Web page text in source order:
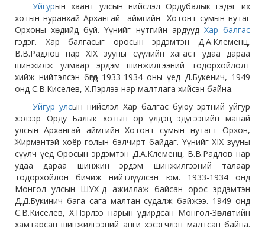
Уйгурын хаант улсын нийслэл Орду­балык гэдэг их
хотын нуранхай Архангай аймгийн Хотонт сумын нутаг
Орхоны хөндийд буй. Үүнийг нутгийн ардууд Хар балгас
гэдэг. Хар балгасыг оросын эрдэмтэн Д.А.Клеменц,
В.В.Радлов нар XIX зууны сүүлийн хагаст удаа дараа
шинжилж улмаар эрдэм шинжилгээний тодор­хойлолт
хийж нийтэлсэн бөгөөд 1933-1934 оны үед Д.Букенич, 1949
онд С.В.Киселев, Х.Пэрлээ нар малтлага хийсэн байна.
Уйгур улсын нийслэл Хар балгас буюу эртний уйгур
хэлээр Орду Балык хотын ор үлдэц эдүгээгийн манай
улсын Архангай аймгийн Хотонт сумын нутагт Орхон,
Жирмэнтэй хоёр голын бэлчирт байдаг. Үүнийг ХIX зууны
сүүлч үед Оросын эрдэмтэн Д.А.Клеменц, В.В.Радлов нар
удаа дараа шинжин эрдэм шинжилгээний талаар
тодорхойлон бичиж нийтлүүлсэн юм. 1933-1934 онд
Монгол улсын ШУХ-д ажиллаж байсан орос эрдэмтэн
Д.Д.Букинич бага сага малтан судалж байжээ. 1949 онд
С.В.Киселев, Х.Пэрлээ нарын удирдсан Монгол-Зөвлөлтийн
хамтарсан шинжилгээний анги хэсэгчлэн малтсан байна.